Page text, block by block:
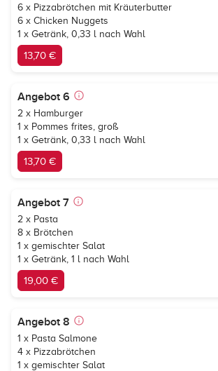
6 x Pizzabrötchen mit Kräuterbutter
6 x Chicken Nuggets
1 x Getränk, 0,33 l nach Wahl
13,70 €
Angebot 6
2 x Hamburger
1 x Pommes frites, groß
1 x Getränk, 0,33 l nach Wahl
13,70 €
Angebot 7
2 x Pasta
8 x Brötchen
1 x gemischter Salat
1 x Getränk, 1 l nach Wahl
19,00 €
Angebot 8
1 x Pasta Salmone
4 x Pizzabrötchen
1 x gemischter Salat